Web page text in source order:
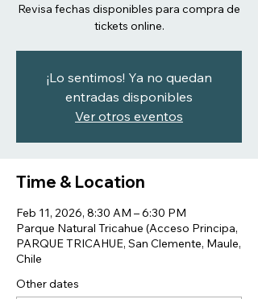
Revisa fechas disponibles para compra de
tickets online.
¡Lo sentimos! Ya no quedan
entradas disponibles
Ver otros eventos
Time & Location
Feb 11, 2026, 8:30 AM – 6:30 PM
Parque Natural Tricahue (Acceso Principa,
PARQUE TRICAHUE, San Clemente, Maule,
Chile
Other dates